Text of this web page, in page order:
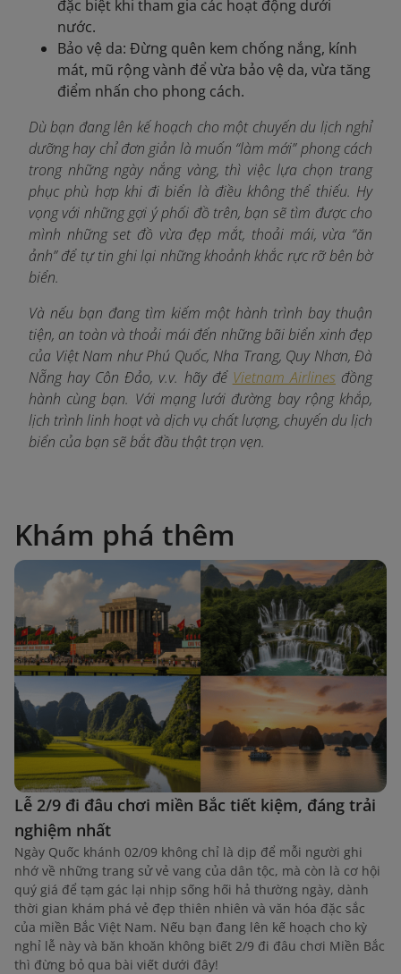
đặc biệt khi tham gia các hoạt động dưới
nước.
Bảo vệ da: Đừng quên kem chống nắng, kính
mát, mũ rộng vành để vừa bảo vệ da, vừa tăng
điểm nhấn cho phong cách.
Dù bạn đang lên kế hoạch cho một chuyến du lịch nghỉ
dưỡng hay chỉ đơn giản là muốn “làm mới” phong cách
trong những ngày nắng vàng, thì việc lựa chọn trang
phục phù hợp khi đi biển là điều không thể thiếu. Hy
vọng với những gợi ý phối đồ trên, bạn sẽ tìm được cho
mình những set đồ vừa đẹp mắt, thoải mái, vừa “ăn
ảnh” để tự tin ghi lại những khoảnh khắc rực rỡ bên bờ
biển.
Và nếu bạn đang tìm kiếm một hành trình bay thuận
tiện, an toàn và thoải mái đến những bãi biển xinh đẹp
của Việt Nam như Phú Quốc, Nha Trang, Quy Nhơn, Đà
Nẵng hay Côn Đảo, v.v. hãy để Vietnam Airlines đồng
hành cùng bạn. Với mạng lưới đường bay rộng khắp,
lịch trình linh hoạt và dịch vụ chất lượng, chuyến du lịch
biển của bạn sẽ bắt đầu thật trọn vẹn.
Khám phá thêm
Lễ 2/9 đi đâu chơi miền Bắc tiết kiệm, đáng trải
nghiệm nhất
Ngày Quốc khánh 02/09 không chỉ là dịp để mỗi người ghi
nhớ về những trang sử vẻ vang của dân tộc, mà còn là cơ hội
quý giá để tạm gác lại nhịp sống hối hả thường ngày, dành
thời gian khám phá vẻ đẹp thiên nhiên và văn hóa đặc sắc
của miền Bắc Việt Nam. Nếu bạn đang lên kế hoạch cho kỳ
nghỉ lễ này và băn khoăn không biết 2/9 đi đâu chơi Miền Bắc
thì đừng bỏ qua bài viết dưới đây!